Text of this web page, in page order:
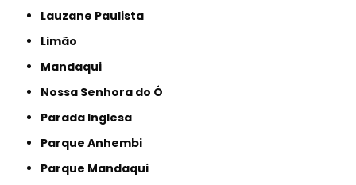
Lauzane Paulista
Limão
Mandaqui
Nossa Senhora do Ó
Parada Inglesa
Parque Anhembi
Parque Mandaqui